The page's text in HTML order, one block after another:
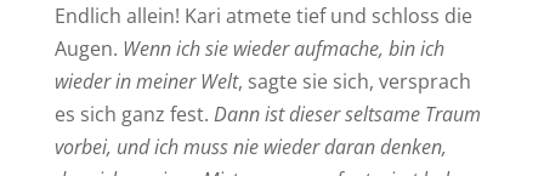
Endlich allein! Kari atmete tief und schloss die
Augen. Wenn ich sie wieder aufmache, bin ich
wieder in meiner Welt, sagte sie sich, versprach
es sich ganz fest. Dann ist dieser seltsame Traum
vorbei, und ich muss nie wieder daran denken,